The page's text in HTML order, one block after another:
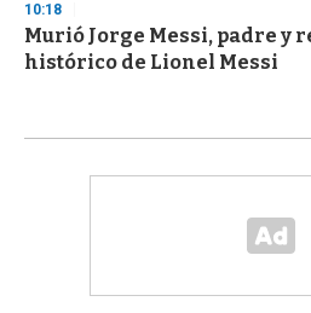
10:18
Murió Jorge Messi, padre y
histórico de Lionel Messi